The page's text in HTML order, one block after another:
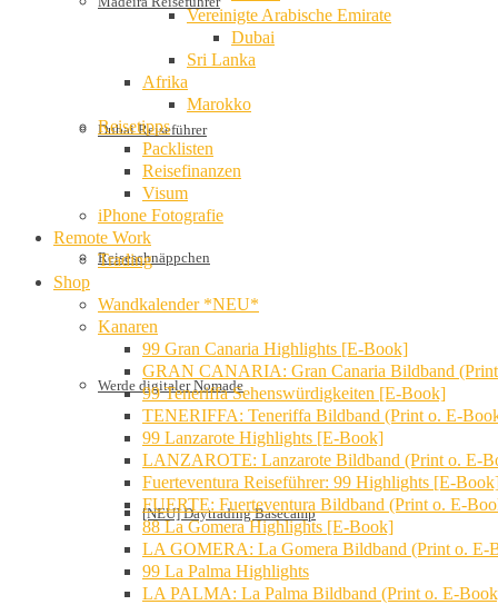
Dubai Reiseführer
Reiseschnäppchen
Werde digitaler Nomade
[NEU] Daytrading Basecamp
Vereinigte Arabische Emirate
Dubai
Sri Lanka
Afrika
Marokko
Reisetipps
Packlisten
Reisefinanzen
Visum
iPhone Fotografie
Remote Work
Trading
Shop
Wandkalender *NEU*
Kanaren
99 Gran Canaria Highlights [E-Book]
GRAN CANARIA: Gran Canaria Bildband
99 Teneriffa Sehenswürdigkeiten [E-Book]
TENERIFFA: Teneriffa Bildband (Print o. E-
99 Lanzarote Highlights [E-Book]
LANZAROTE: Lanzarote Bildband (Print o. E-
Fuerteventura Reiseführer: 99 Highlights [E-
FUERTE: Fuerteventura Bildband (Print o. E-
88 La Gomera Highlights [E-Book]
LA GOMERA: La Gomera Bildband (Print o. E-
99 La Palma Highlights
LA PALMA: La Palma Bildband (Print o. E-